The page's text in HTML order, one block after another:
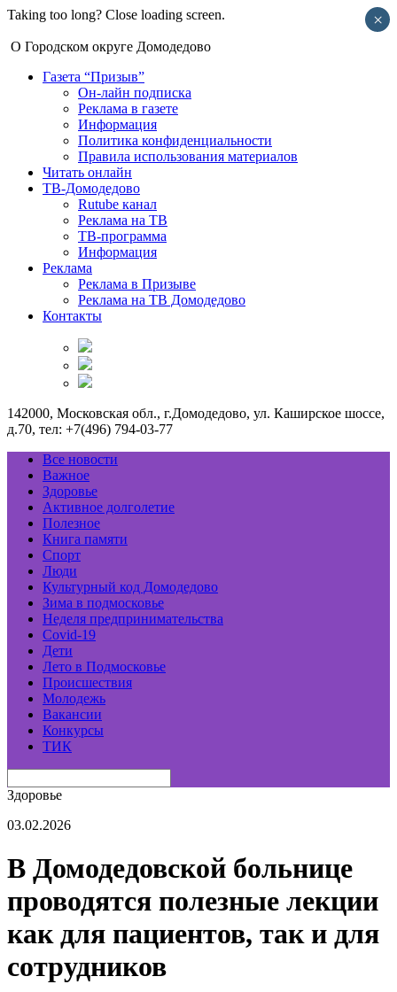
Taking too long? Close loading screen.
О Городском округе Домодедово
Газета “Призыв”
Он-лайн подписка
Реклама в газете
Информация
Политика конфиденциальности
Правила использования материалов
Читать онлайн
ТВ-Домодедово
Rutube канал
Реклама на ТВ
ТВ-программа
Информация
Реклама
Реклама в Призыве
Реклама на ТВ Домодедово
Контакты
142000, Московская обл., г.Домодедово, ул. Каширское шоссе,
д.70, тел: +7(496) 794-03-77
Все новости
Важное
Здоровье
Активное долголетие
Полезное
Книга памяти
Спорт
Люди
Культурный код Домодедово
Зима в подмосковье
Неделя предпринимательства
Covid-19
Дети
Лето в Подмосковье
Происшествия
Молодежь
Вакансии
Конкурсы
ТИК
Здоровье
03.02.2026
В Домодедовской больнице
проводятся полезные лекции
как для пациентов, так и для
сотрудников
×